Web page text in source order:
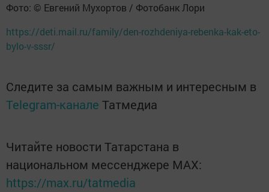
Фото: © Евгений Мухортов / Фотобанк Лори
https://deti.mail.ru/family/den-rozhdeniya-rebenka-kak-eto-
bylo-v-sssr/
Следите за самым важным и интересным в
Telegram-канале Татмедиа
Читайте новости Татарстана в
национальном мессенджере MАХ:
https://max.ru/tatmedia